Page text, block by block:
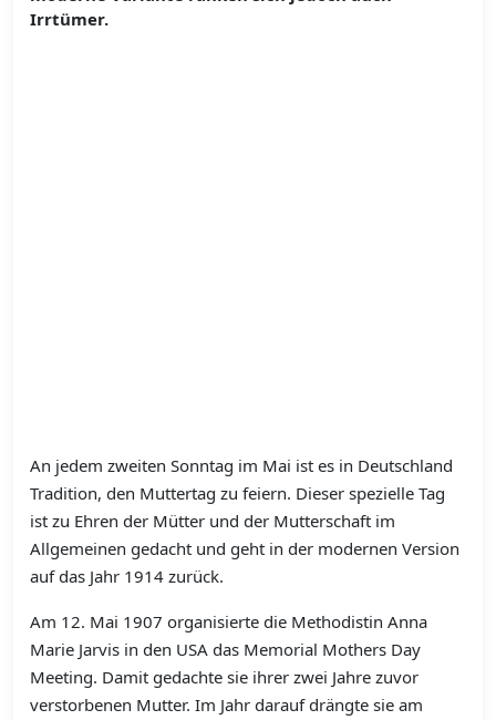
Irrtümer.
An jedem zweiten Sonntag im Mai ist es in Deutschland
Tradition, den Muttertag zu feiern. Dieser spezielle Tag
ist zu Ehren der Mütter und der Mutterschaft im
Allgemeinen gedacht und geht in der modernen Version
auf das Jahr 1914 zurück.
Am 12. Mai 1907 organisierte die Methodistin Anna
Marie Jarvis in den USA das Memorial Mothers Day
Meeting. Damit gedachte sie ihrer zwei Jahre zuvor
verstorbenen Mutter. Im Jahr darauf drängte sie am